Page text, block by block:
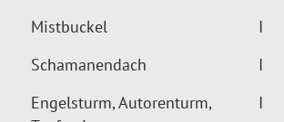
Mistbuckel
I
Schamanendach
I
Engelsturm, Autorenturm,
I